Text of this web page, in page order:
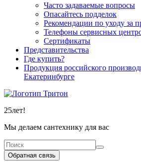
Часто задаваемые вопросы
Опасайтесь подделок
Рекомендации по уходу за
Телефоны сервисных
Сертификаты
Представительства
Где купить?
Продукция российского
Екатеринбурге
25лет!
Мы делаем сантехнику для вас
Обратная связь